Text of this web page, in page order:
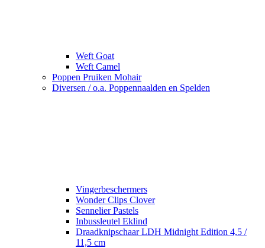
Weft Goat
Weft Camel
Poppen Pruiken Mohair
Diversen / o.a. Poppennaalden en Spelden
Vingerbeschermers
Wonder Clips Clover
Sennelier Pastels
Inbussleutel Eklind
Draadknipschaar LDH Midnight Edition 4,5 /
11,5 cm